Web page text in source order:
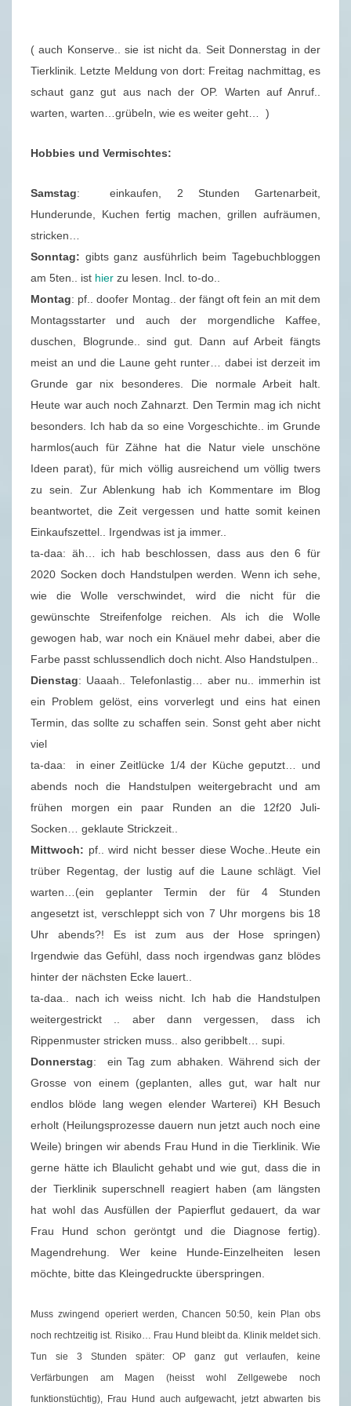
0
2
0
( auch Konserve.. sie ist nicht da. Seit Donnerstag in der
Tierklinik. Letzte Meldung von dort: Freitag nachmittag, es
schaut ganz gut aus nach der OP. Warten auf Anruf..
warten, warten…grübeln, wie es weiter geht… )
Hobbies und Vermischtes:
Samstag: einkaufen, 2 Stunden Gartenarbeit,
Hunderunde, Kuchen fertig machen, grillen aufräumen,
stricken…
Sonntag: gibts ganz ausführlich beim Tagebuchbloggen
am 5ten.. ist hier zu lesen. Incl. to-do..
Montag: pf.. doofer Montag.. der fängt oft fein an mit dem
Montagsstarter und auch der morgendliche Kaffee,
duschen, Blogrunde.. sind gut. Dann auf Arbeit fängts
meist an und die Laune geht runter… dabei ist derzeit im
Grunde gar nix besonderes. Die normale Arbeit halt.
Heute war auch noch Zahnarzt. Den Termin mag ich nicht
besonders. Ich hab da so eine Vorgeschichte.. im Grunde
harmlos(auch für Zähne hat die Natur viele unschöne
Ideen parat), für mich völlig ausreichend um völlig twers
zu sein. Zur Ablenkung hab ich Kommentare im Blog
beantwortet, die Zeit vergessen und hatte somit keinen
Einkaufszettel.. Irgendwas ist ja immer..
ta-daa: äh… ich hab beschlossen, dass aus den 6 für
2020 Socken doch Handstulpen werden. Wenn ich sehe,
wie die Wolle verschwindet, wird die nicht für die
gewünschte Streifenfolge reichen. Als ich die Wolle
gewogen hab, war noch ein Knäuel mehr dabei, aber die
Farbe passt schlussendlich doch nicht. Also Handstulpen..
Dienstag: Uaaah.. Telefonlastig… aber nu.. immerhin ist
ein Problem gelöst, eins vorverlegt und eins hat einen
Termin, das sollte zu schaffen sein. Sonst geht aber nicht
viel
ta-daa: in einer Zeitlücke 1/4 der Küche geputzt… und
abends noch die Handstulpen weitergebracht und am
frühen morgen ein paar Runden an die 12f20 Juli-
Socken… geklaute Strickzeit..
Mittwoch: pf.. wird nicht besser diese Woche..Heute ein
trüber Regentag, der lustig auf die Laune schlägt. Viel
warten…(ein geplanter Termin der für 4 Stunden
angesetzt ist, verschleppt sich von 7 Uhr morgens bis 18
Uhr abends?! Es ist zum aus der Hose springen)
Irgendwie das Gefühl, dass noch irgendwas ganz blödes
hinter der nächsten Ecke lauert..
ta-daa.. nach ich weiss nicht. Ich hab die Handstulpen
weitergestrickt .. aber dann vergessen, dass ich
Rippenmuster stricken muss.. also geribbelt… supi.
Donnerstag: ein Tag zum abhaken. Während sich der
Grosse von einem (geplanten, alles gut, war halt nur
endlos blöde lang wegen elender Warterei) KH Besuch
erholt (Heilungsprozesse dauern nun jetzt auch noch eine
Weile) bringen wir abends Frau Hund in die Tierklinik. Wie
gerne hätte ich Blaulicht gehabt und wie gut, dass die in
der Tierklinik superschnell reagiert haben (am längsten
hat wohl das Ausfüllen der Papierflut gedauert, da war
Frau Hund schon geröntgt und die Diagnose fertig).
Magendrehung. Wer keine Hunde-Einzelheiten lesen
möchte, bitte das Kleingedruckte überspringen.
Muss zwingend operiert werden, Chancen 50:50, kein Plan obs
noch rechtzeitig ist. Risiko… Frau Hund bleibt da. Klinik meldet sich.
Tun sie 3 Stunden später: OP ganz gut verlaufen, keine
Verfärbungen am Magen (heisst wohl Zellgewebe noch
funktionstüchtig), Frau Hund auch aufgewacht, jetzt abwarten bis